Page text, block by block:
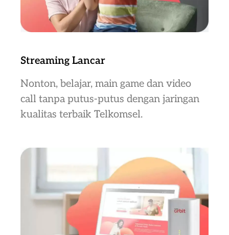
Streaming Lancar
Nonton, belajar, main game dan video
call tanpa putus-putus dengan jaringan
kualitas terbaik Telkomsel.